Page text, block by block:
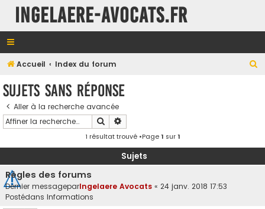
INGELAERE-AVOCATS.FR
Accueil Index du forum
Sujets sans réponse
Aller à la recherche avancée
Rechercher
1 résultat trouvé •Page1 sur1
Sujets
Règles des forums
Dernier messageparIngelaere Avocats « 24 janv. 2018 17:53
Postédans Informations